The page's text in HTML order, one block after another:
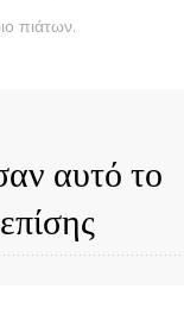
πιάτων.
αυτό το